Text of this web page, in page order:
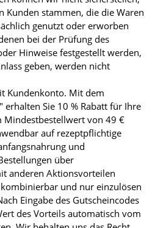
Kunden stammen, die die Waren
genutzt oder erworben
bei der Prüfung des
Hinweise festgestellt werden,
geben, werden nicht
Kundenkonto. Mit dem
erhalten Sie 10 % Rabatt für Ihre
Mindestbestellwert von 49 €
auf rezeptpflichtige
und
über
anderen Aktionsvorteilen
und nur einzulösen
Eingabe des Gutscheincodes
des Vorteils automatisch vom